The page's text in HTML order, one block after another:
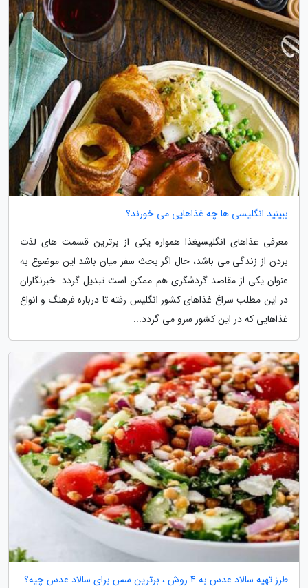
ببینید انگلیسی ها چه غذاهایی می خورند؟
معرفی غذاهای انگلیسیغذا همواره یکی از برترین قسمت های لذت
بردن از زندگی می باشد، حال اگر بحث سفر میان باشد این موضوع به
عنوان یکی از مقاصد گردشگری هم ممکن است تبدیل گردد. خبرنگاران
در این مطلب سراغ غذاهای کشور انگلیس رفته تا درباره فرهنگ و انواع
غذاهایی که در این کشور سرو می گردد...
طرز تهیه سالاد عدس به 4 روش ، برترین سس برای سالاد عدس چیه؟